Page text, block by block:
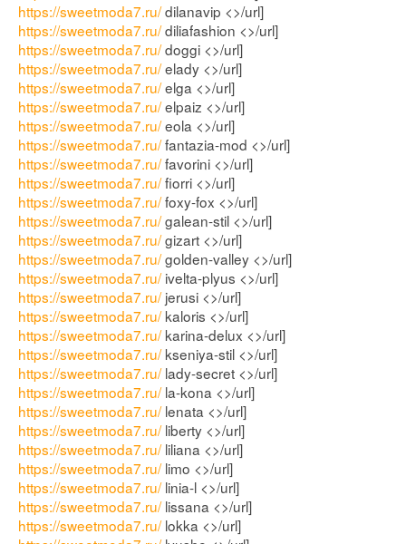
https://sweetmoda7.ru/dilanavip <>/url]
https://sweetmoda7.ru/diliafashion <>/url]
https://sweetmoda7.ru/doggi <>/url]
https://sweetmoda7.ru/elady <>/url]
https://sweetmoda7.ru/elga <>/url]
https://sweetmoda7.ru/elpaiz <>/url]
https://sweetmoda7.ru/eola <>/url]
https://sweetmoda7.ru/fantazia-mod <>/url]
https://sweetmoda7.ru/favorini <>/url]
https://sweetmoda7.ru/fiorri <>/url]
https://sweetmoda7.ru/foxy-fox <>/url]
https://sweetmoda7.ru/galean-stil <>/url]
https://sweetmoda7.ru/gizart <>/url]
https://sweetmoda7.ru/golden-valley <>/url]
https://sweetmoda7.ru/ivelta-plyus <>/url]
https://sweetmoda7.ru/jerusi <>/url]
https://sweetmoda7.ru/kaloris <>/url]
https://sweetmoda7.ru/karina-delux <>/url]
https://sweetmoda7.ru/kseniya-stil <>/url]
https://sweetmoda7.ru/lady-secret <>/url]
https://sweetmoda7.ru/la-kona <>/url]
https://sweetmoda7.ru/lenata <>/url]
https://sweetmoda7.ru/liberty <>/url]
https://sweetmoda7.ru/liliana <>/url]
https://sweetmoda7.ru/limo <>/url]
https://sweetmoda7.ru/linia-l <>/url]
https://sweetmoda7.ru/lissana <>/url]
https://sweetmoda7.ru/lokka <>/url]